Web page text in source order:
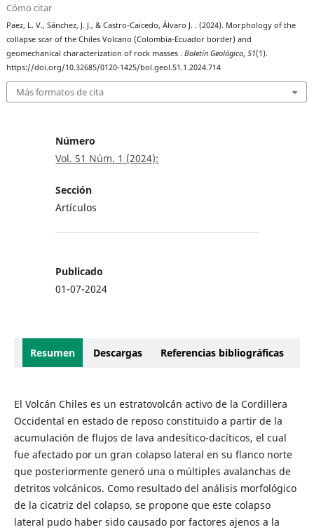
Cómo citar
Paez, L. V., Sánchez, J. J., & Castro-Caicedo, Álvaro J. . (2024). Morphology of the
collapse scar of the Chiles Volcano (Colombia-Ecuador border) and
geomechanical characterization of rock masses .Boletín Geológico,51(1).
https://doi.org/10.32685/0120-1425/bol.geol.51.1.2024.714
Más formatos de cita
Número
Vol. 51 Núm. 1 (2024):
Sección
Artículos
Publicado
01-07-2024
Resumen Descargas Referencias bibliográficas
El Volcán Chiles es un estratovolcán activo de la Cordillera
Occidental en estado de reposo constituido a partir de la
acumulación de flujos de lava andesítico-dacíticos, el cual
fue afectado por un gran colapso lateral en su flanco norte
que posteriormente generó una o múltiples avalanchas de
detritos volcánicos. Como resultado del análisis morfológico
de la cicatriz del colapso, se propone que este colapso
lateral pudo haber sido causado por factores ajenos a la